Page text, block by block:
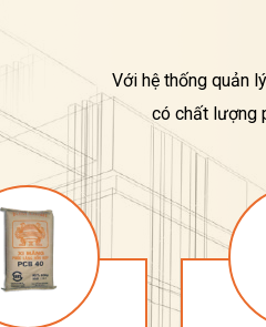
Với hệ thống quản
có chất lượng